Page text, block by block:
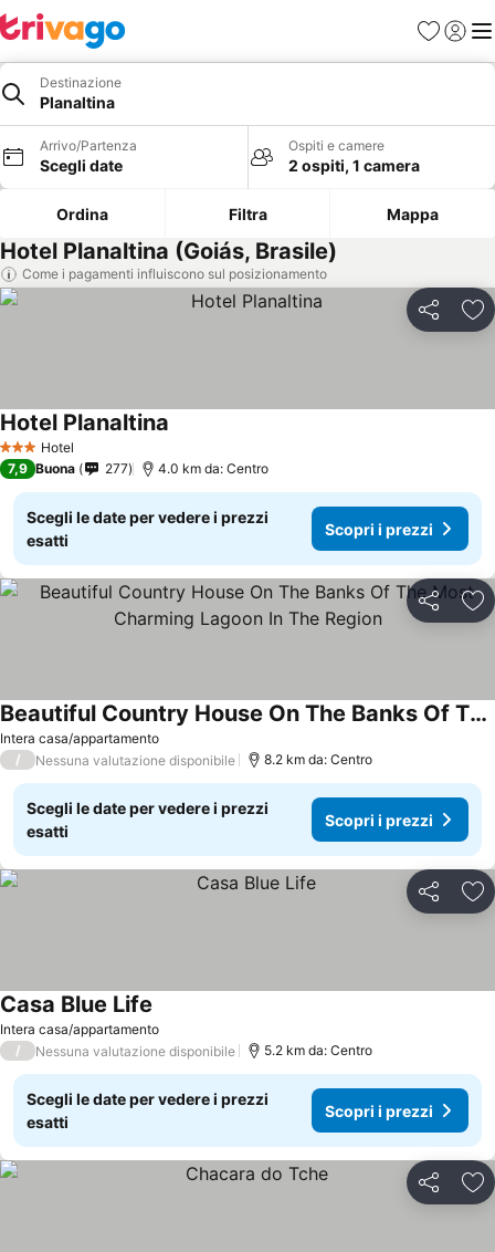
PreferitiAccedi
Destinazione
Planaltina
Arrivo/Partenza
Scegli date
Ospiti e camere
2 ospiti, 1 camera
Ordina Filtra Mappa
Hotel Planaltina (Goiás, Brasile)
Come i pagamenti influiscono sul posizionamento
Condividi
3 StelleHotel
Hotel Planaltina
7,9 Buona 277 4.0 km da: Centro
Scegli le date per vedere i prezzi
esatti
Scopri i prezzi
Condividi
Intera casa/appartamento
Beautiful Country House On The Banks Of The Most Charming Lagoon In The Region
Scopri i prezzi
/ Nessuna valutazione disponibile 8.2 km da: Centro
Scegli le date per vedere i prezzi
esatti
Scopri i prezzi
Condividi
Intera casa/appartamento
Casa Blue Life
/ Nessuna valutazione disponibile 5.2 km da: Centro
Scegli le date per vedere i prezzi
esatti
Scopri i prezzi
Condividi